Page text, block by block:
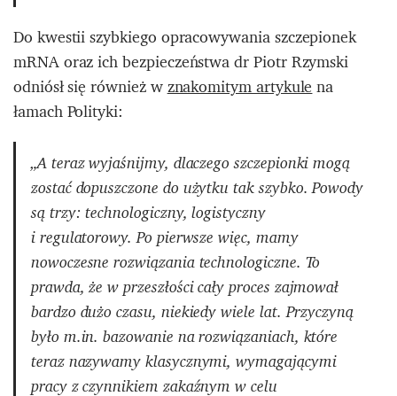
Do kwestii szybkiego opracowywania szczepionek
mRNA oraz ich bezpieczeństwa dr Piotr Rzymski
odniósł się również wznakomitym artykulena
łamach Polityki:
„A teraz wyjaśnijmy, dlaczego szczepionki mogą
zostać dopuszczone do użytku tak szybko. Powody
są trzy: technologiczny, logistyczny
i regulatorowy. Po pierwsze więc, mamy
nowoczesne rozwiązania technologiczne. To
prawda, że w przeszłości cały proces zajmował
bardzo dużo czasu, niekiedy wiele lat. Przyczyną
było m.in. bazowanie na rozwiązaniach, które
teraz nazywamy klasycznymi, wymagającymi
pracy z czynnikiem zakaźnym w celu